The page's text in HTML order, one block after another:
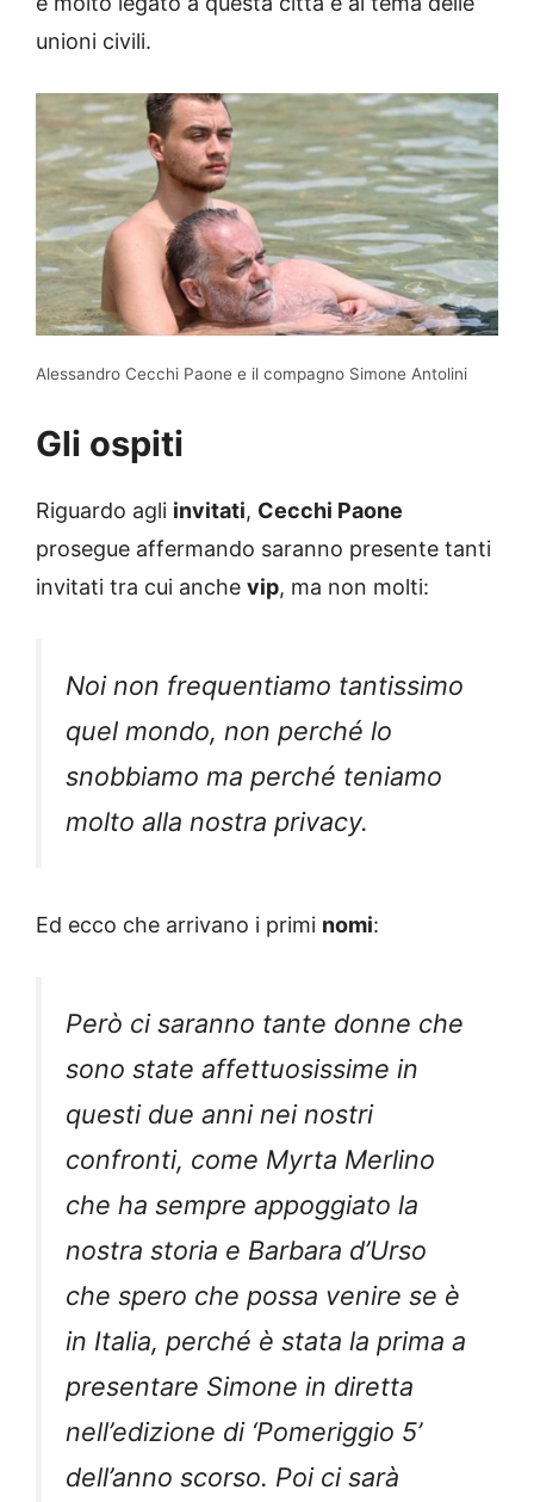
unioni civili.
Alessandro Cecchi Paone e il compagno Simone Antolini
Gli ospiti
Riguardo agli invitati, Cecchi Paone
prosegue affermando saranno presente tanti
invitati tra cui anche vip, ma non molti:
Noi non frequentiamo tantissimo
quel mondo, non perché lo
snobbiamo ma perché teniamo
molto alla nostra privacy.
Ed ecco che arrivano i primi nomi:
Però ci saranno tante donne che
sono state affettuosissime in
questi due anni nei nostri
confronti, come Myrta Merlino
che ha sempre appoggiato la
nostra storia e Barbara d’Urso
che spero che possa venire se è
in Italia, perché è stata la prima a
presentare Simone in diretta
nell’edizione di ‘Pomeriggio 5’
dell’anno scorso. Poi ci sarà